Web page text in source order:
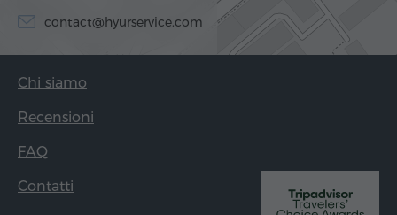
contact@hyurservice.com
Chi siamo
Recensioni
FAQ
Contatti